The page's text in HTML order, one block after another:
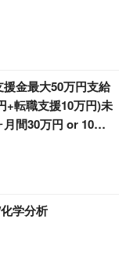
金最大50万円支給
+転職支援10万円)未
間30万円 or 10ヶ
住宅や家族寮もご
「Uber」
ェアドライバー大
時募集！ 帰庫者の
学分析